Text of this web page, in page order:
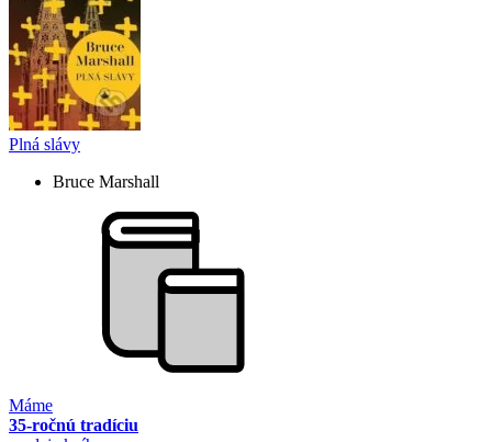
Plná slávy
Bruce Marshall
Máme
35-ročnú tradíciu